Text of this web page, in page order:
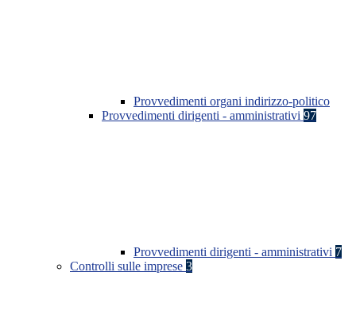
Provvedimenti organi indirizzo-politico
Provvedimenti dirigenti - amministrativi 97
Provvedimenti dirigenti - amministrativi 7
Controlli sulle imprese 3